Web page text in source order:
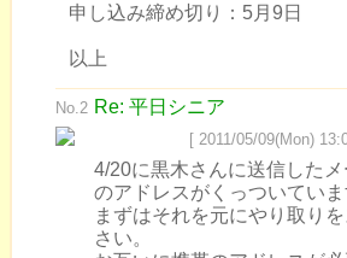
申し込み締め切り：5月9日
以上
No.2 Re: 平日シニア
[ 2011/05/09(Mon)
4/20に黒木さんに送信した
のアドレスがくっついていま
まずはそれを元にやり取り
さい。